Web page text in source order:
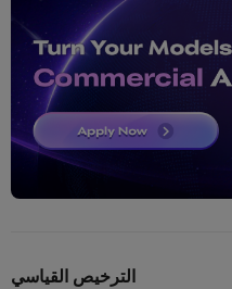
الترخيص القياسي